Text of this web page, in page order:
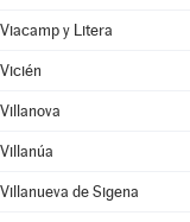
Viacamp y Litera
Vicién
Villanova
Villanúa
Villanueva de Sigena